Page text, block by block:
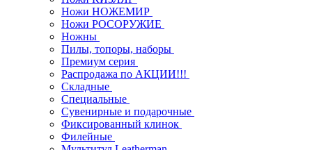
Ножи НОЖЕМИР
Ножи РОСОРУЖИЕ
Ножны
Пилы, топоры, наборы
Премиум серия
Распродажа по АКЦИИ!!!
Складные
Специальные
Сувенирные и подарочные
Фиксированный клинок
Филейные